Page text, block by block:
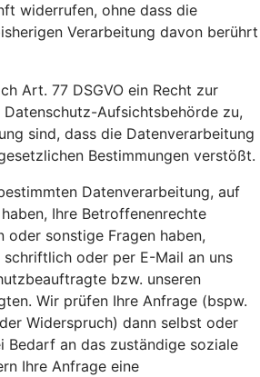
widerrufen, ohne dass die
Verarbeitung davon berührt
Art. 77 DSGVO ein Recht zur
Aufsichtsbehörde zu,
sind, dass die Datenverarbeitung
Bestimmungen verstößt.
Datenverarbeitung, auf
Ihre Betroffenenrechte
oder sonstige Fragen haben,
oder per E-Mail an uns
bzw. unseren
Wir prüfen Ihre Anfrage (bspw.
Widerspruch) dann selbst oder
Bedarf an das zuständige soziale
Ihre Anfrage eine